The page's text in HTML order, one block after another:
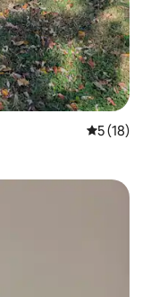
prosječna
5 (18)